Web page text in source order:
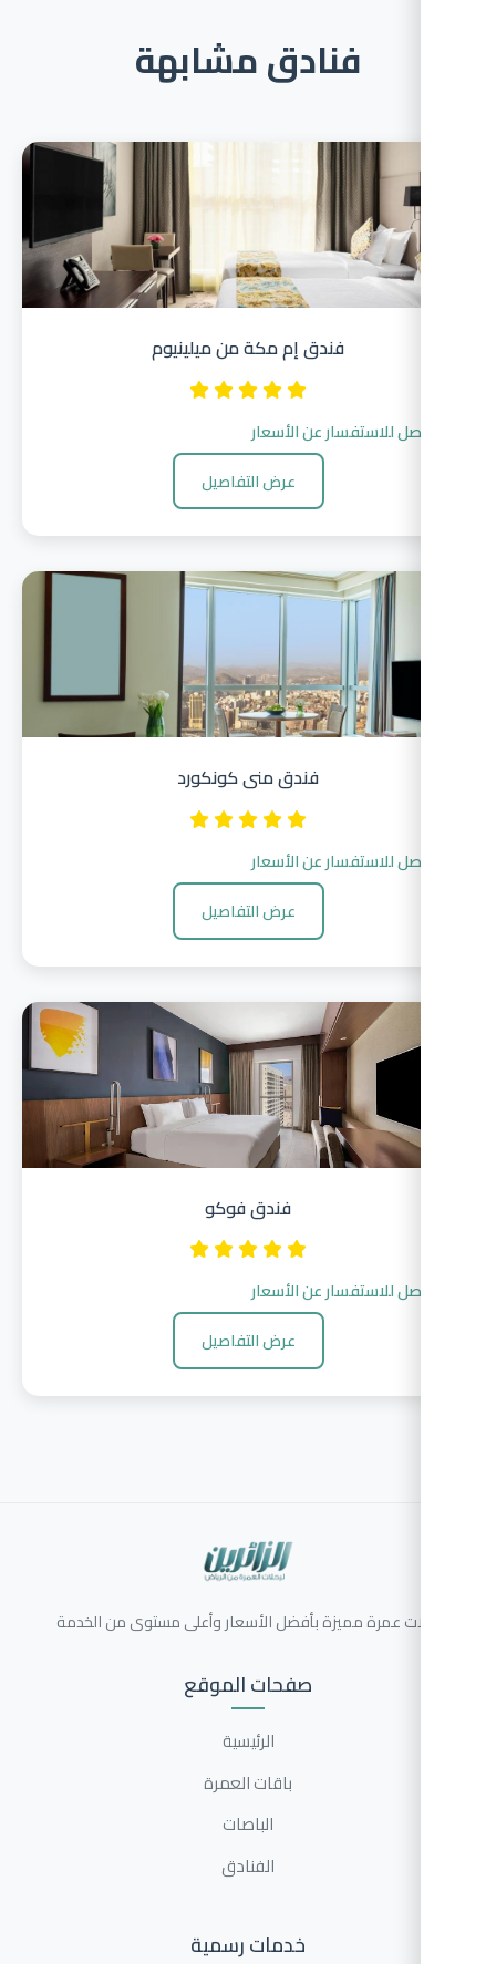
فنادق مشابهة
فندق إم مكة من ميلينيوم
للاستفسار عن الأسعار
عرض التفاصيل
فندق منى كونكورد
للاستفسار عن الأسعار
عرض التفاصيل
فندق فوكو
للاستفسار عن الأسعار
عرض التفاصيل
عمرة مميزة بأفضل الأسعار وأعلى مستوى من الخدمة
صفحات الموقع
باقات العمرة
خدمات رسمية